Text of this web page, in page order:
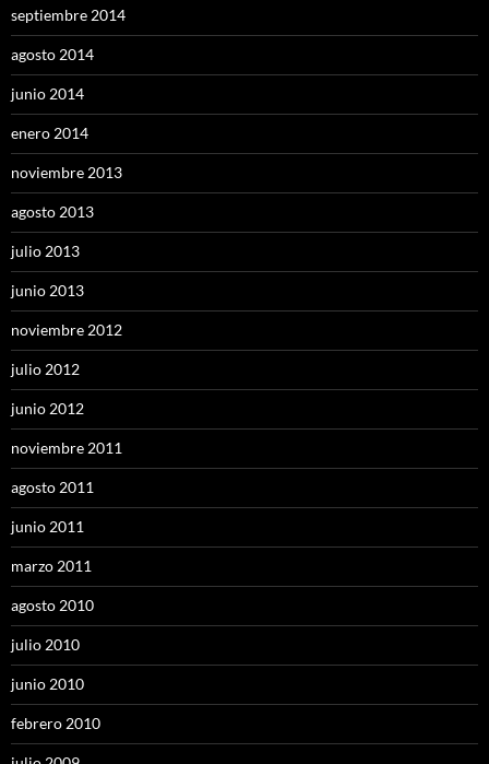
septiembre 2014
agosto 2014
junio 2014
enero 2014
noviembre 2013
agosto 2013
julio 2013
junio 2013
noviembre 2012
julio 2012
junio 2012
noviembre 2011
agosto 2011
junio 2011
marzo 2011
agosto 2010
julio 2010
junio 2010
febrero 2010